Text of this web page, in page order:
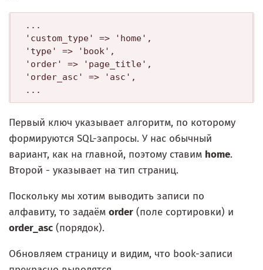
...
'custom_type' => 'home',
'type' => 'book',
'order' => 'page_title',
'order_asc' => 'asc',
Первый ключ указывает алгоритм, по которому
формируются SQL-запросы. У нас обычный
вариант, как на главной, поэтому ставим home.
Второй - указывает на тип страниц.
Поскольку мы хотим выводить записи по
алфавиту, то задаём order (поле сортировки) и
order_asc (порядок).
Обновляем страницу и видим, что book-записи